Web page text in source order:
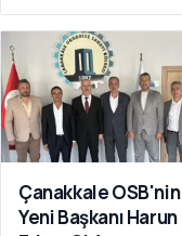
Çanakkale OSB'nin
Yeni Başkanı Harun